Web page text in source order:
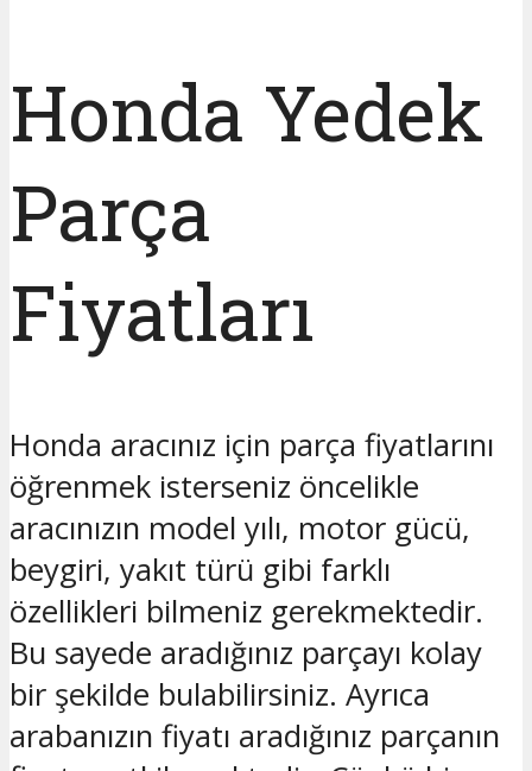
Honda Yedek
Parça
Fiyatları
Honda aracınız için parça fiyatlarını
öğrenmek isterseniz öncelikle
aracınızın model yılı, motor gücü,
beygiri, yakıt türü gibi farklı
özellikleri bilmeniz gerekmektedir.
Bu sayede aradığınız parçayı kolay
bir şekilde bulabilirsiniz. Ayrıca
arabanızın fiyatı aradığınız parçanın